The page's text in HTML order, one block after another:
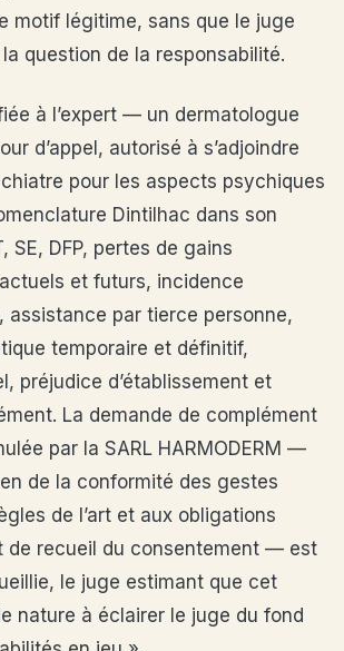
motif légitime, sans que le juge
la question de la responsabilité.
à l’expert — un dermatologue
d’appel, autorisé à s’adjoindre
pour les aspects psychiques
Dintilhac dans son
SE, DFP, pertes de gains
et futurs, incidence
assistance par tierce personne,
temporaire et définitif,
préjudice d’établissement et
La demande de complément
par la SARL HARMODERM —
de la conformité des gestes
de l’art et aux obligations
de recueil du consentement — est
le juge estimant que cet
nature à éclairer le juge du fond